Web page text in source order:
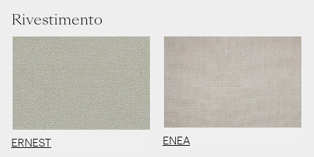
Rivestimento
ERNEST ENEA